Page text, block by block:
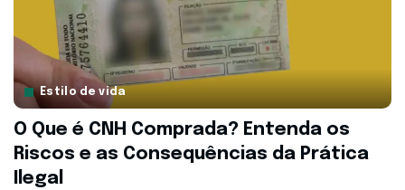
Estilo de vida
O Que é CNH Comprada? Entenda os
Riscos e as Consequências da Prática
Ilegal